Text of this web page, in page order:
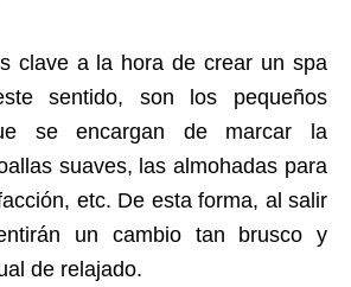
clave a la hora de crear un spa
sentido, son los pequeños
se encargan de marcar la
suaves, las almohadas para
etc. De esta forma, al salir
un cambio tan brusco y
de relajado.